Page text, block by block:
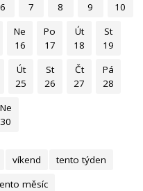
6
7
8
9
10
Ne
16
Po
17
Út
18
St
19
Út
25
St
26
Čt
27
Pá
28
Ne
30
víkend
tento týden
měsíc